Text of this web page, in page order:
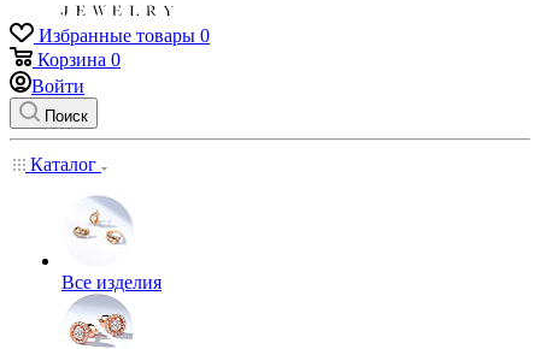
Избранные товары 0
Корзина 0
Войти
Поиск
Каталог
Все изделия